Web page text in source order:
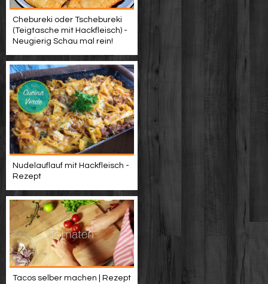
Chebureki oder Tschebureki
(Teigtasche mit Hackfleisch) -
Neugierig Schau mal rein!
Nudelauflauf mit Hackfleisch -
Rezept
Tacos selber machen | Rezept